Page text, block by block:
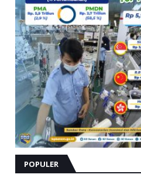
POPULER